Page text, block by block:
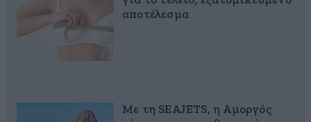
αποτέλεσμα
Με τη SEAJETS, η Αμοργός